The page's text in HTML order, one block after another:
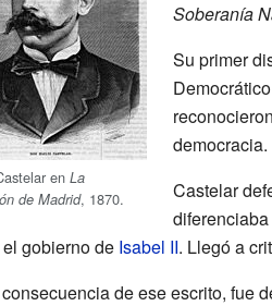
en La
de Madrid, 1870.
Soberanía
Su primer
democracia.
Castelar
gobierno de Isabel II. Llegó a
de ese escrito, fue